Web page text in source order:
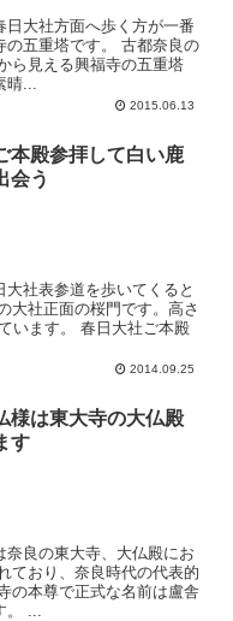
大社方面へ歩く方が一番
の五重塔です。 古都奈良の
ら見える興福寺の五重塔
...
2015.06.13
本殿参拝して白い鹿
会う
社表参道を歩いてくると
大社正面の桜門です。高さ
います。 春日大社ご本殿
2014.09.25
様は東大寺の大仏殿
す
良の東大寺、大仏殿にお
ており、奈良時代の代表的
の本尊で正式な名前は盧舎
...